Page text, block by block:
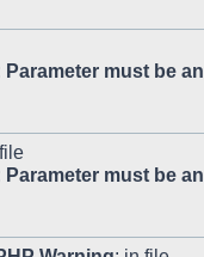
must be an
must be an